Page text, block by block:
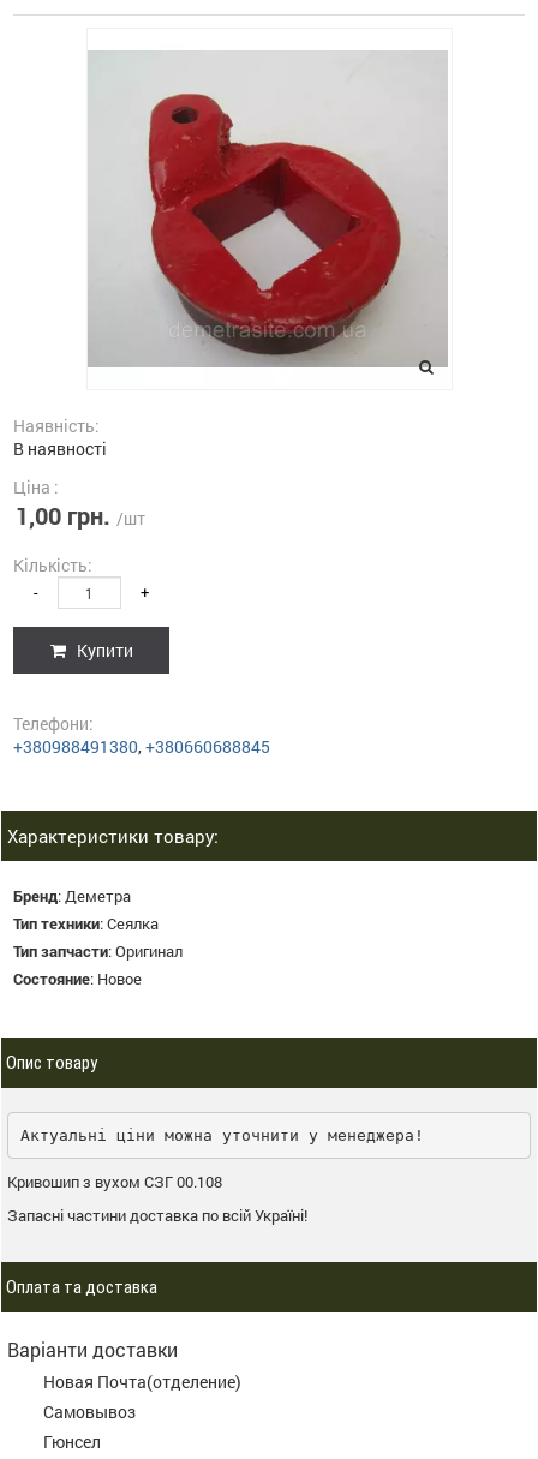
Наявність:
В наявності
Ціна :
1,00 грн. /шт
Кількість:
- +
Купити
Телефони:
+380988491380,+380660688845
Характеристики товару:
Бренд:Деметра
Тип техники:Сеялка
Тип запчасти:Оригинал
Состояние: Новое
Опис товару
Актуальні ціни можна уточнити у менеджера!
Кривошип з вухом СЗГ 00.108
Запасні частини доставка по всій Україні!
Оплата та доставка
Варіанти доставки
Новая Почта(отделение)
Самовывоз
Гюнсел